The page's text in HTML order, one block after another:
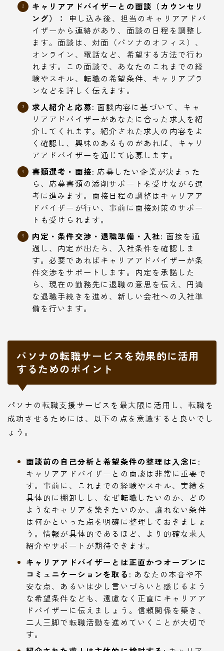
キャリアアドバイザーとの面談（カウンセリ
ング）：
申し込み後、担当のキャリアアドバ
イザーから連絡があり、面談の日程を調整し
ます。面談は、対面（パソナのオフィス）、
オンライン、電話など、希望する方法で行わ
れます。この面談で、あなたのこれまでの経
験やスキル、転職の希望条件、キャリアプラ
ンなどを詳しく伝えます。
求人紹介と応募: 面談内容に基づいて、キャ
リアアドバイザーがあなたに合った求人を紹
介してくれます。紹介された求人の内容をよ
く確認し、興味のあるものがあれば、キャリ
アアドバイザーを通じて応募します。
書類選考・面接: 応募したい企業が決まった
ら、応募書類の添削サポートを受けながら選
考に進みます。面接日程の調整はキャリアア
ドバイザーが行い、事前に面接対策のサポー
トも受けられます。
内定・条件交渉・退職準備・入社: 面接を通
過し、内定が出たら、入社条件を確認しま
す。必要であればキャリアアドバイザーが条
件交渉をサポートします。内定を承諾した
ら、現在の勤務先に退職の意思を伝え、円満
な退職手続きを進め、新しい会社への入社準
備を行います。
パソナの転職サービスを効果的に活用
するためのポイント
パソナの転職支援サービスを最大限に活用し、転職を
成功させるためには、以下の点を意識すると良いでし
ょう。
面談前の自己分析と希望条件の整理は入念に:
キャリアアドバイザーとの面談は非常に重要で
す。事前に、これまでの経験やスキル、実績を
具体的に棚卸しし、なぜ転職したいのか、どの
ようなキャリアを築きたいのか、譲れない条件
は何かといった点を明確に整理しておきましょ
う。情報が具体的であるほど、より的確な求人
紹介やサポートが期待できます。
キャリアアドバイザーとは正直かつオープンに
コミュニケーションを取る: あなたの本音や不
安な点、あるいは少し言いづらいと感じるよう
な希望条件なども、遠慮なく正直にキャリアア
ドバイザーに伝えましょう。信頼関係を築き、
二人三脚で転職活動を進めていくことが大切で
す。